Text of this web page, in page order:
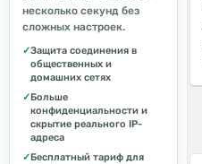
несколько секунд без
сложных настроек.
✓Защита соединения в
общественных и
домашних сетях
✓Больше
конфиденциальности и
скрытие реального IP-
адреса
✓Бесплатный тариф для